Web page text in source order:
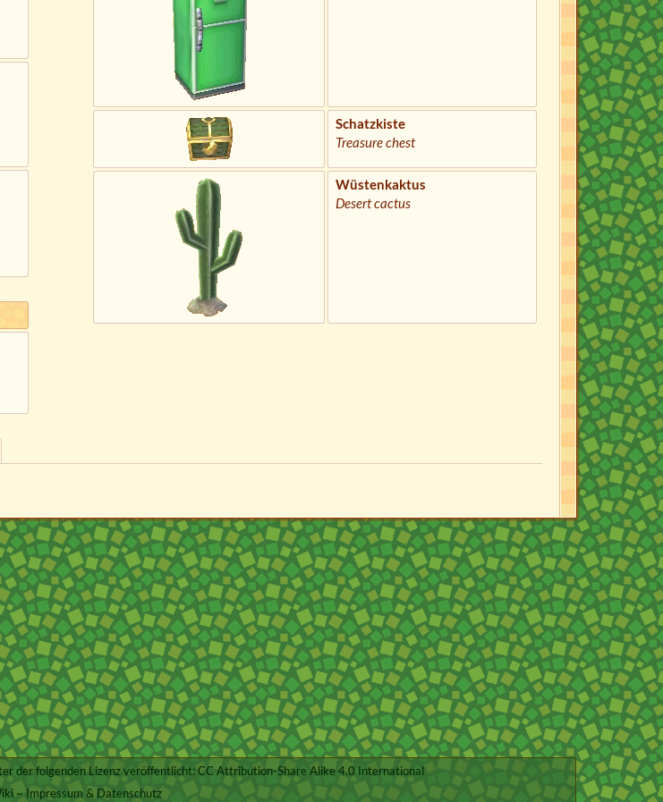
Schatzkiste
Treasure chest
Wüstenkaktus
Desert cactus
der folgenden Lizenz veröffentlicht:CC Attribution-Share Alike 4.0 International
~ Impressum & Datenschutz